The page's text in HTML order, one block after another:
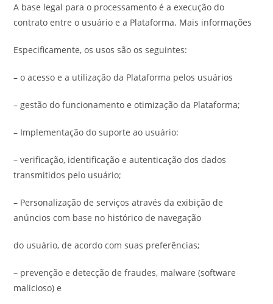
A base legal para o processamento é a execução do
contrato entre o usuário e a Plataforma. Mais informações
Especificamente, os usos são os seguintes:
– o acesso e a utilização da Plataforma pelos usuários
– gestão do funcionamento e otimização da Plataforma;
– Implementação do suporte ao usuário:
– verificação, identificação e autenticação dos dados
transmitidos pelo usuário;
– Personalização de serviços através da exibição de
anúncios com base no histórico de navegação
do usuário, de acordo com suas preferências;
– prevenção e detecção de fraudes, malware (software
malicioso) e